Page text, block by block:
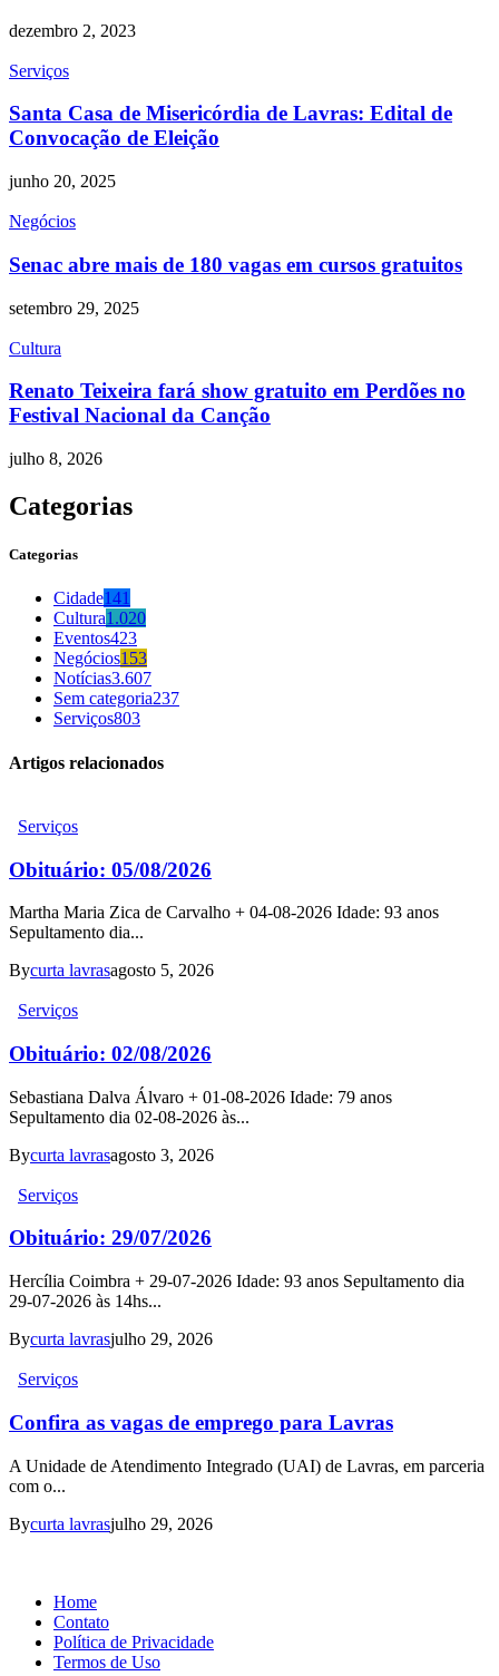
dezembro 2, 2023
Serviços
Santa Casa de Misericórdia de Lavras: Edital de
Convocação de Eleição
junho 20, 2025
Negócios
Senac abre mais de 180 vagas em cursos gratuitos
setembro 29, 2025
Cultura
Renato Teixeira fará show gratuito em Perdões no
Festival Nacional da Canção
julho 8, 2026
Categorias
Categorias
Cidade141
Cultura1.020
Eventos423
Negócios153
Notícias3.607
Sem categoria237
Serviços803
Artigos relacionados
Serviços
Obituário: 05/08/2026
Martha Maria Zica de Carvalho + 04-08-2026 Idade: 93 anos
Sepultamento dia...
Bycurta lavrasagosto 5, 2026
Serviços
Obituário: 02/08/2026
Sebastiana Dalva Álvaro + 01-08-2026 Idade: 79 anos
Sepultamento dia 02-08-2026 às...
Bycurta lavrasagosto 3, 2026
Serviços
Obituário: 29/07/2026
Hercília Coimbra + 29-07-2026 Idade: 93 anos Sepultamento dia
29-07-2026 às 14hs...
Bycurta lavrasjulho 29, 2026
Serviços
Confira as vagas de emprego para Lavras
A Unidade de Atendimento Integrado (UAI) de Lavras, em parceria
com o...
Bycurta lavrasjulho 29, 2026
Home
Contato
Política de Privacidade
Termos de Uso